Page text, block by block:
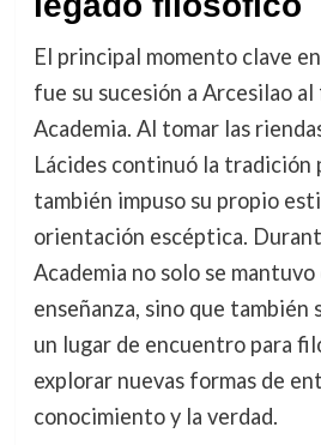
El principal momento clave
fue su sucesión a Arcesilao
Academia. Al tomar las
Lácides continuó la tradición
también impuso su propio
orientación escéptica.
Academia no solo se
enseñanza, sino que también
un lugar de encuentro para
explorar nuevas formas de
conocimiento y la verdad.